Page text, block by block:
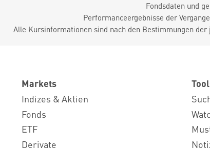
Fondsdaten und
Performanceergebnisse der
Alle Kursinformationen sind nach den Bestimmungen
Markets
Indizes & Aktien
Fonds
ETF
Derivate